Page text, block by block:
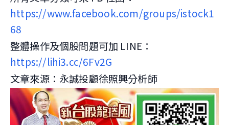
https://www.facebook.com/groups/istock1
68
整體操作及個股問題可加 LINE：
https://lihi3.cc/6Fv2G
文章來源：永誠投顧徐照興分析師